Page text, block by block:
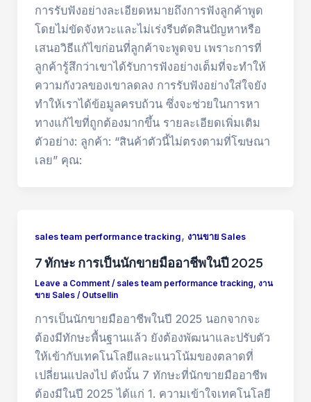
การรับฟังอย่างละเอียดหมายถึงการฟังลูกค้าพูด
โดยไม่ขัดจังหวะและไม่เร่งรีบตัดสินปัญหาหรือ
เสนอวิธีแก้ไขก่อนที่ลูกค้าจะพูดจบ เพราะการที่
ลูกค้ารู้สึกว่าเขาได้รับการฟังอย่างเต็มที่จะทำให้
ความกังวลของเขาลดลง การรับฟังอย่างใส่ใจยัง
ทำให้เราได้ข้อมูลครบถ้วน ซึ่งจะช่วยในการหา
ทางแก้ไขที่ถูกต้องมากขึ้น รายละเอียดเพิ่มเติม
ตัวอย่าง: ลูกค้า: “สินค้าตัวนี้ไม่ตรงตามที่โฆษณา
เลย” คุณ:
sales team performance tracking, งานขาย Sales
7 ทักษะ การเป็นนักขายมืออาชีพในปี 2025
Leave a Comment / sales team performance tracking, งาน
ขาย Sales/ Outsellin
การเป็นนักขายมืออาชีพในปี 2025 นอกจากจะ
ต้องมีทักษะพื้นฐานแล้ว ยังต้องพัฒนาและปรับตัว
ให้เข้ากับเทคโนโลยีและแนวโน้มของตลาดที่
เปลี่ยนแปลงไป ดังนั้น 7 ทักษะที่นักขายมืออาชีพ
ต้องมีในปี 2025 ได้แก่ 1. ความเข้าใจเทคโนโลยี